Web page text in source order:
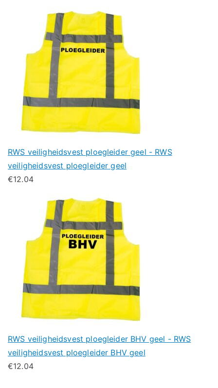
RWS veiligheidsvest ploegleider geel - RWS
veiligheidsvest ploegleider geel
€12.04
RWS veiligheidsvest ploegleider BHV geel - RWS
veiligheidsvest ploegleider BHV geel
€12.04